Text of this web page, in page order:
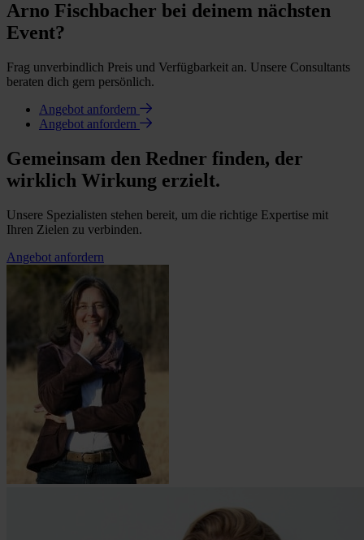
Arno Fischbacher bei deinem nächsten
Event?
Frag unverbindlich Preis und Verfügbarkeit an. Unsere Consultants
beraten dich gern persönlich.
Angebot anfordern
Angebot anfordern
Gemeinsam den Redner finden, der
wirklich Wirkung erzielt.
Unsere Spezialisten stehen bereit, um die richtige Expertise mit
Ihren Zielen zu verbinden.
Angebot anfordern